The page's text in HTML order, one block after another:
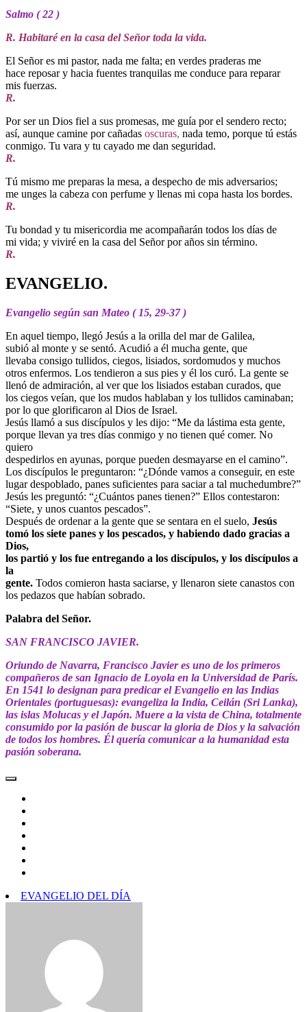
Salmo ( 22 )
R. Habitaré en la casa del Señor toda la vida.
El Señor es mi pastor, nada me falta; en verdes praderas me
hace reposar y hacia fuentes tranquilas me conduce para reparar
mis fuerzas.
R.
Por ser un Dios fiel a sus promesas, me guía por el sendero recto;
así, aunque camine por cañadas oscuras, nada temo, porque tú estás
conmigo. Tu vara y tu cayado me dan seguridad.
R.
Tú mismo me preparas la mesa, a despecho de mis adversarios;
me unges la cabeza con perfume y llenas mi copa hasta los bordes.
R.
Tu bondad y tu misericordia me acompañarán todos los días de
mi vida; y viviré en la casa del Señor por años sin término.
R.
EVANGELIO.
Evangelio según san Mateo ( 15, 29-37 )
En aquel tiempo, llegó Jesús a la orilla del mar de Galilea,
subió al monte y se sentó. Acudió a él mucha gente, que
llevaba consigo tullidos, ciegos, lisiados, sordomudos y muchos
otros enfermos. Los tendieron a sus pies y él los curó. La gente se
llenó de admiración, al ver que los lisiados estaban curados, que
los ciegos veían, que los mudos hablaban y los tullidos caminaban;
por lo que glorificaron al Dios de Israel.
Jesús llamó a sus discípulos y les dijo: “Me da lástima esta gente,
porque llevan ya tres días conmigo y no tienen qué comer. No
quiero
despedirlos en ayunas, porque pueden desmayarse en el camino”.
Los discípulos le preguntaron: “¿Dónde vamos a conseguir, en este
lugar despoblado, panes suficientes para saciar a tal muchedumbre?”
Jesús les preguntó: “¿Cuántos panes tienen?” Ellos contestaron:
“Siete, y unos cuantos pescados”.
Después de ordenar a la gente que se sentara en el suelo, Jesús
tomó los siete panes y los pescados, y habiendo dado gracias a
Dios,
los partió y los fue entregando a los discípulos, y los discípulos a
la
gente. Todos comieron hasta saciarse, y llenaron siete canastos con
los pedazos que habían sobrado.
Palabra del Señor.
SAN FRANCISCO JAVIER.
Oriundo de Navarra, Francisco Javier es uno de los primeros
compañeros de san Ignacio de Loyola en la Universidad de París.
En 1541 lo designan para predicar el Evangelio en las Indias
Orientales (portuguesas): evangeliza la India, Ceilán (Sri Lanka),
las islas Molucas y el Japón. Muere a la vista de China, totalmente
consumido por la pasión de buscar la gloria de Dios y la salvación
de todos los hombres. Él quería comunicar a la humanidad esta
pasión soberana.
EVANGELIO DEL DÍA